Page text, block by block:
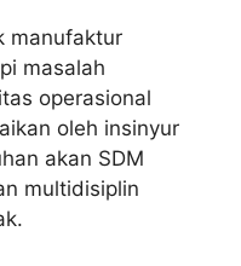
manufaktur
masalah
operasional
oleh insinyur
akan SDM
multidisiplin